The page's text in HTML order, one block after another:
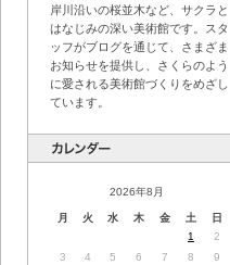
岸川沿いの桜並木など、サクラと
はなじみの深い美術館です。スタ
ッフがブログを通じて、さまざま
お知らせを提供し、さくらのよう
に愛される美術館づくりをめざし
ています。
2026年8月
月 火 水 木 金 土 日
1
2
3
4 5 6 7 8
9